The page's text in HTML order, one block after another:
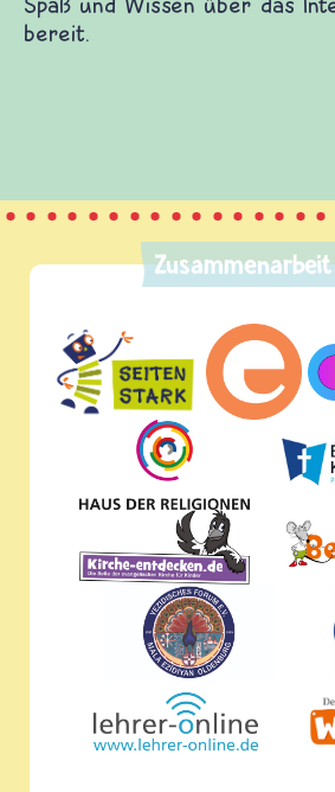
stellen, selbst etwas
selbst hält auch eine Menge